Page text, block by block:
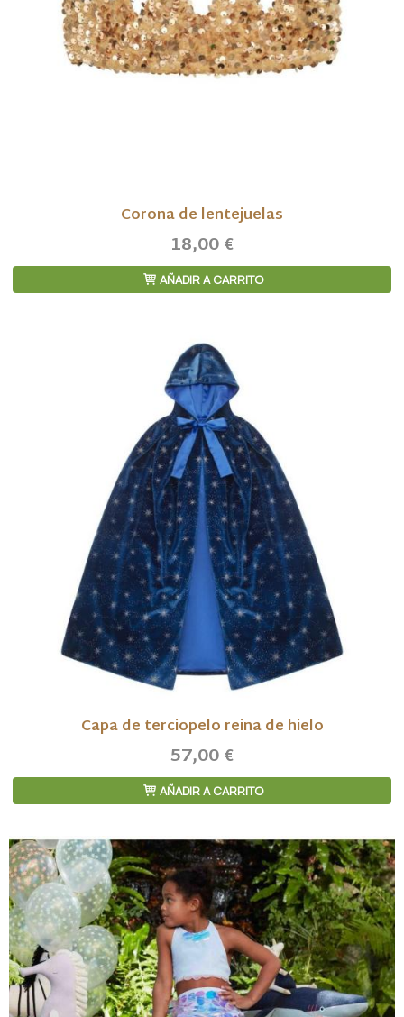
Corona de lentejuelas
18,00 €
AÑADIR A CARRITO
Capa de terciopelo reina de hielo
57,00 €
AÑADIR A CARRITO